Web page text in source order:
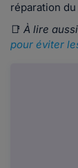
réparation
📑 À lire
pour éviter